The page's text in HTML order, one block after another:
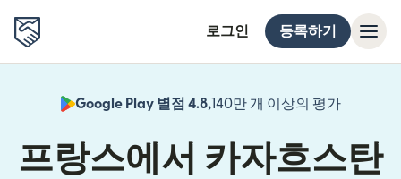
로그인 등록하기
Google Play 별점 4.8,140만 개 이상의 평가
프랑스에서 카자흐스탄